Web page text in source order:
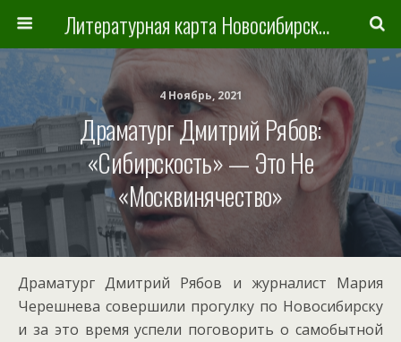
Литературная карта Новосибирска и Новосибирской области
4 Ноябрь, 2021
Драматург Дмитрий Рябов:
«Сибирскость» — Это Не
«москвинячество»
Драматург Дмитрий Рябов и журналист Мария
Черешнева совершили прогулку по Новосибирску
и за это время успели поговорить о самобытной